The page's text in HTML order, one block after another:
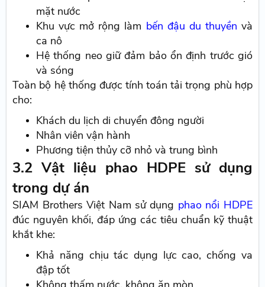
mặt nước
Khu vực mở rộng làm bến đậu du thuyền và
ca nô
Hệ thống neo giữ đảm bảo ổn định trước gió
và sóng
Toàn bộ hệ thống được tính toán tải trọng phù hợp
cho:
Khách du lịch di chuyển đông người
Nhân viên vận hành
Phương tiện thủy cỡ nhỏ và trung bình
3.2 Vật liệu phao HDPE sử dụng
trong dự án
SIAM Brothers Việt Nam sử dụng phao nổi HDPE
đúc nguyên khối, đáp ứng các tiêu chuẩn kỹ thuật
khắt khe:
Khả năng chịu tác dụng lực cao, chống va
đập tốt